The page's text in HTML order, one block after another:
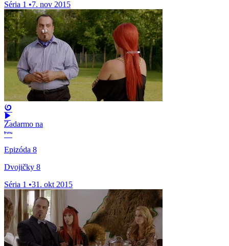
Séria 1 •7. nov 2015
Zadarmo na
Epizóda 8
Dvojičky 8
Séria 1 •31. okt 2015